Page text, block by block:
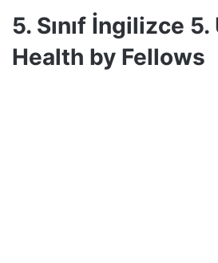
5. Sınıf İngilizce
Health by Fellows